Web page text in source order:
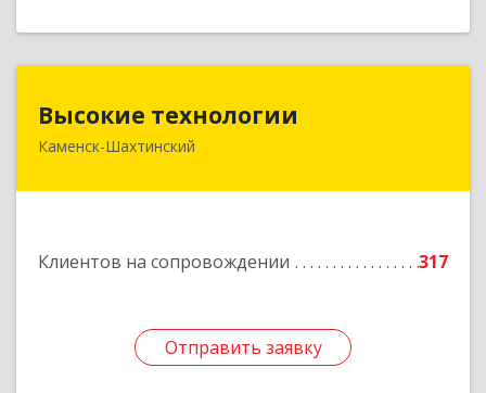
Высокие технологии
Каменск-Шахтинский
Клиентов на сопровождении 317
Отправить заявку
347810, Ростовская обл, Каменск-Шахтинский г,
Подробнее
Отправить заявку